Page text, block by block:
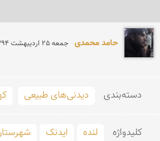
حامد محمدی جمعه 25 ارديبهشت 1394 | 12 سال پیش
دسته‌بندی دیدنی‌های طبیعی
کلید‌واژه لنده ایدنک